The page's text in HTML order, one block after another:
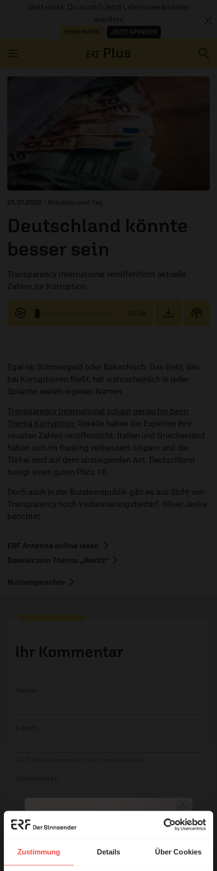
Zustimmung Details Über Cookies
Gott wirkt. Du auch? Jetzt Lebensveränderer
werden!
MEHR INFOS JETZT SPENDEN
unsplash.com
25.01.2022 / Aktuelles vom Tag
Deutschland könnte
besser sein
Transparency International veröffentlicht aktuelle
Zahlen zur Korruption.
02:58
Egal ob Schmiergeld oder Bakschisch: Das Geld, das
bei Korruptionen fließt, hat wahrscheinlich in jeder
Sprache seinen eigenen Namen.
Transparency International schaut genau hin beim
Thema Korruption. Gerade haben die Experten ihre
neusten Zahlen veröffentlicht. Italien und Griechenland
haben sich im Ranking verbessert. Ungarn und die
Türkei sind auf dem absteigenden Ast. Deutschland
belegt einen guten Platz 10.
Doch auch in der Bundesrepublik gibt es aus Sicht von
Transparency noch Verbesserungsbedarf. Oliver Jeske
berichtet.
ERF Antenne online lesen
Dossier zum Thema: „Besitz“
Nutzungsrechte
Ihr Kommentar
Meinen Kommentar nicht öffentlich teilen.
Ich bin damit einverstanden, dass meine Angaben
anonymisiert erfasst und zum Zweck der
Verbesserung unseres Online-Angebots